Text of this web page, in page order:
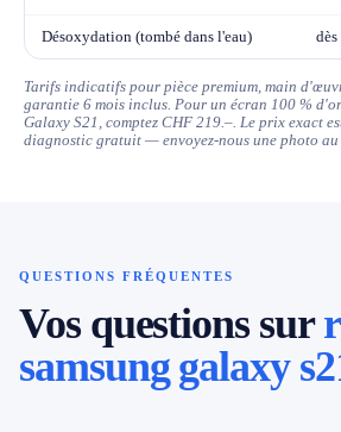
Désoxydation (tombé dans l'eau)
Tarifs indicatifs pour pièce premium, main
garantie 6 mois inclus. Pour un écran 100 %
Galaxy S21, comptez CHF 219.–. Le prix exact
diagnostic gratuit — envoyez-nous une photo au
QUESTIONS FRÉQUENTES
Vos questions sur
samsung galaxy